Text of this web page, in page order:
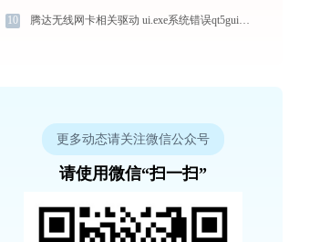
10 腾达无线网卡相关驱动 ui.exe系统错误qt5gui.dll丢失如何解决
更多动态请关注微信公众号
请使用微信“扫一扫”